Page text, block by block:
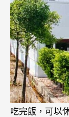
吃完飯，可以